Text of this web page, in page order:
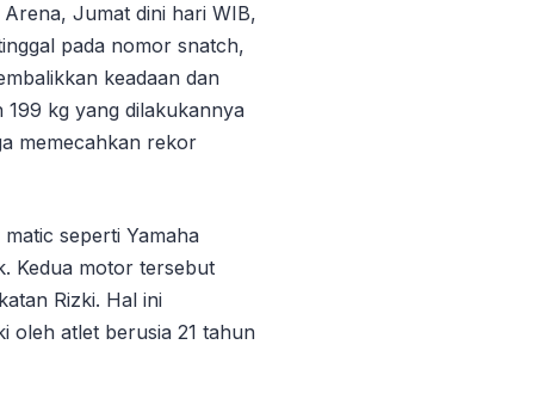
Jumat dini hari WIB,
pada nomor snatch,
keadaan dan
kg yang dilakukannya
memecahkan rekor
seperti Yamaha
Kedua motor tersebut
Rizki. Hal ini
oleh atlet berusia 21 tahun